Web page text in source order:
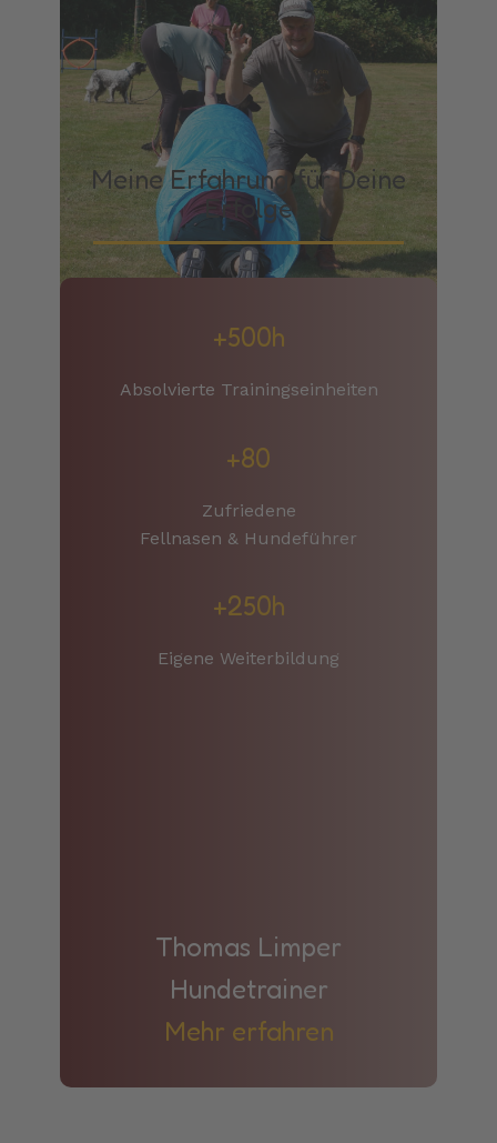
Meine Erfahrung für Deine
Erfolge
+500h
Absolvierte Trainingseinheiten
+80
Zufriedene
Fellnasen & Hundeführer
+250h
Eigene Weiterbildung
Thomas Limper
Hundetrainer
Mehr erfahren​​